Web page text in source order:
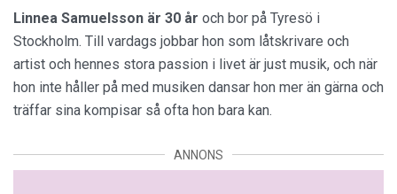
Linnea Samuelsson är 30 år och bor på Tyresö i
Stockholm. Till vardags jobbar hon som låtskrivare och
artist och hennes stora passion i livet är just musik, och när
hon inte håller på med musiken dansar hon mer än gärna och
träffar sina kompisar så ofta hon bara kan.
ANNONS